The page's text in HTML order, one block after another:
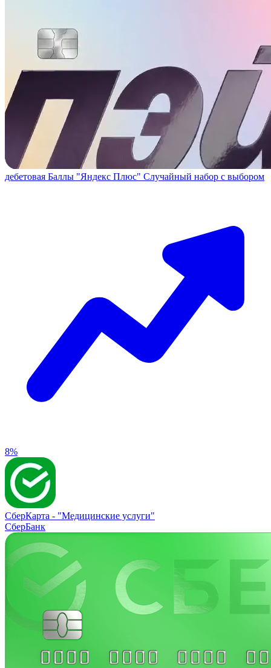
дебетовая Баллы "Яндекс Плюс" Случайный набор с выбором
8%
СберКарта - "Медицинские услуги"
СберБанк